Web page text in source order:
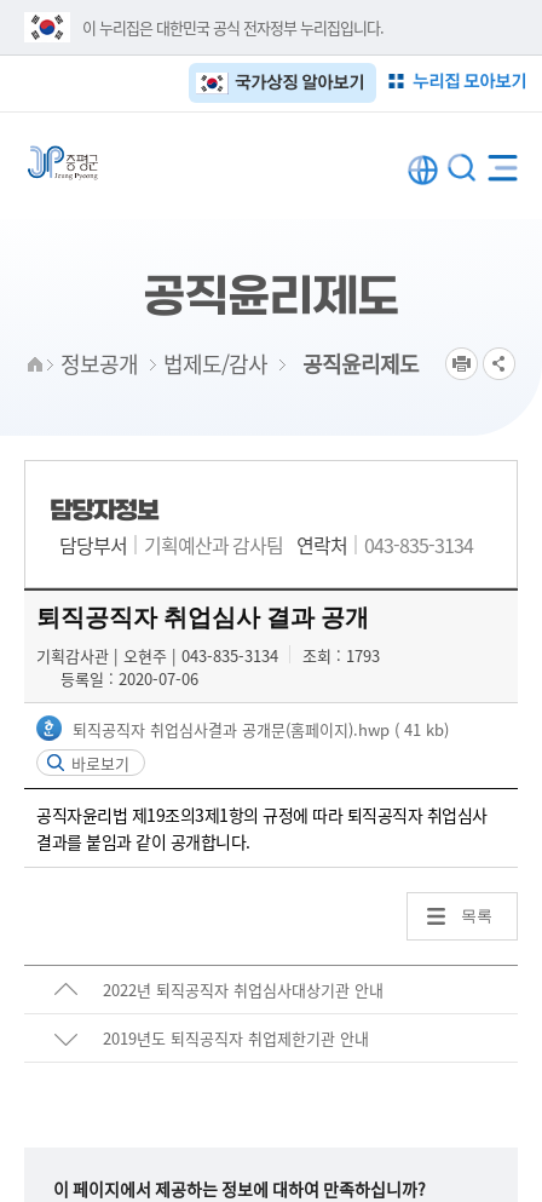
이 누리집은 대한민국 공식 전자정부 누리집입니다.
누리집 모아보기
국가상징 알아보기
공직윤리제도
정보공개 법제도/감사 공직윤리제도
담당자정보
담당부서
기획예산과 감사팀 연락처 043-835-3134
퇴직공직자 취업심사 결과 공개
기획감사관 | 오현주 | 043-835-3134
조회 : 1793
등록일 : 2020-07-06
퇴직공직자 취업심사결과 공개문(홈페이지).hwp ( 41 kb)
바로보기
공직자윤리법 제19조의3제1항의 규정에 따라 퇴직공직자 취업심사
결과를 붙임과 같이 공개합니다.
목록
2022년 퇴직공직자 취업심사대상기관 안내
2019년도 퇴직공직자 취업제한기관 안내
이 페이지에서 제공하는 정보에 대하여 만족하십니까?